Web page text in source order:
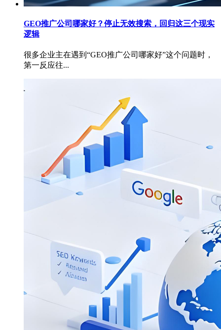
GEO推广公司哪家好？停止无效搜索，回归这三个现实
逻辑
很多企业主在遇到“GEO推广公司哪家好”这个问题时，
第一反应往...